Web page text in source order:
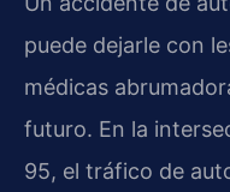
puede dejarle con
médicas
futuro. En la
95, el tráfico de